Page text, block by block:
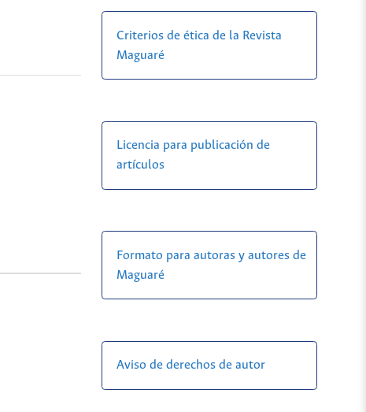
Criterios de ética de la Revista
Maguaré
Licencia para publicación de
artículos
Formato para autoras y autores de
Maguaré
Aviso de derechos de autor